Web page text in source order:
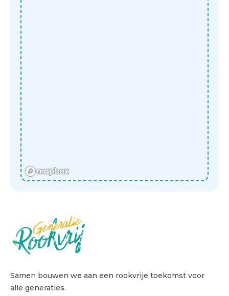
Samen bouwen we aan een rookvrije toekomst voor
alle generaties.